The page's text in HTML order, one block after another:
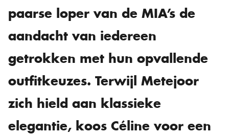
paarse loper van de MIA’s de
aandacht van iedereen
getrokken met hun opvallende
outfitkeuzes. Terwijl Metejoor
zich hield aan klassieke
elegantie, koos Céline voor een